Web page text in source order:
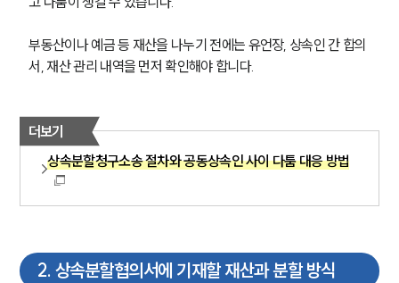
부동산이나 예금 등 재산을 나누기 전에는 유언장, 상속인 간 합의
서, 재산 관리 내역을 먼저 확인해야 합니다.
더보기
상속분할청구소송 절차와 공동상속인 사이 다툼 대응 방법
2. 상속분할협의서에 기재할 재산과 분할 방식